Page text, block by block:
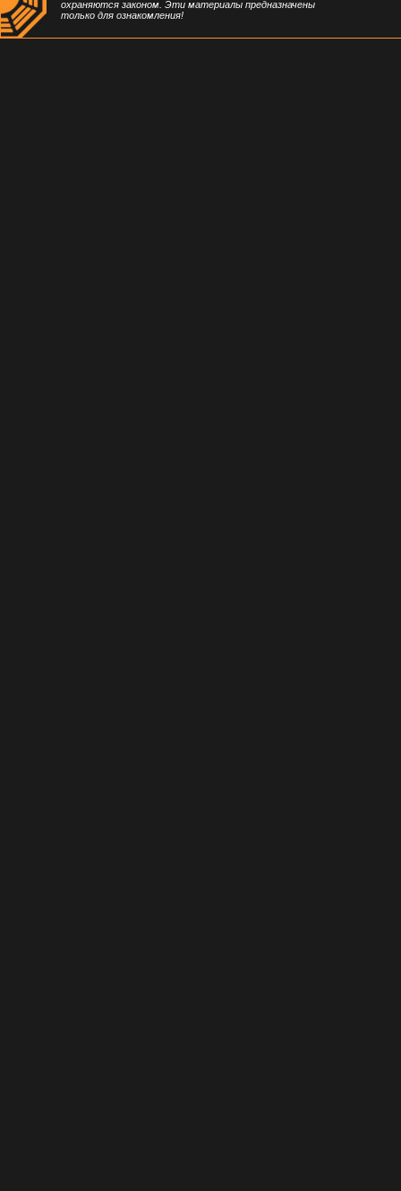
охраняются законом. Эти материалы предназначены
только для ознакомления!